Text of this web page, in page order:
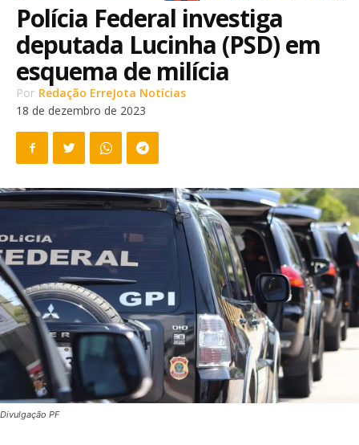
Polícia Federal investiga
deputada Lucinha (PSD) em
esquema de milícia
Por Redação ErreJota Notícias
18 de dezembro de 2023
Divulgação PF